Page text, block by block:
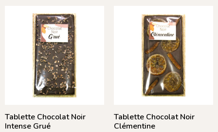
Tablette Chocolat Noir
Intense Grué
Tablette Chocolat Noir
Clémentine